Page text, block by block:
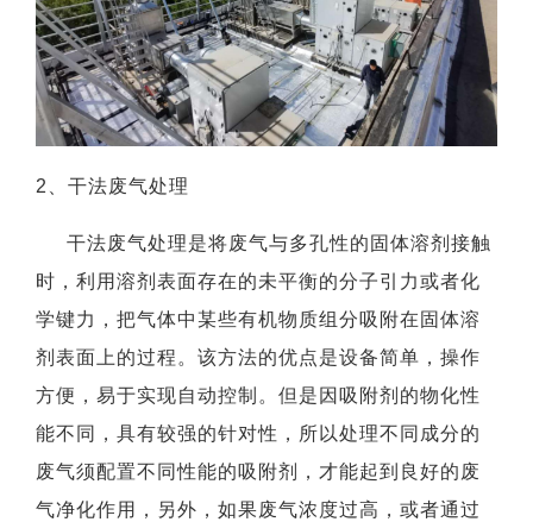
2、干法废气处理
干法废气处理是将废气与多孔性的固体溶剂接触
时，利用溶剂表面存在的未平衡的分子引力或者化
学键力，把气体中某些有机物质组分吸附在固体溶
剂表面上的过程。该方法的优点是设备简单，操作
方便，易于实现自动控制。但是因吸附剂的物化性
能不同，具有较强的针对性，所以处理不同成分的
废气须配置不同性能的吸附剂，才能起到良好的废
气净化作用，另外，如果废气浓度过高，或者通过